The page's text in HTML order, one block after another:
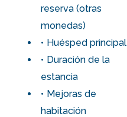
reserva (otras
monedas)
Huésped principal
Duración de la
estancia
Mejoras de
habitación